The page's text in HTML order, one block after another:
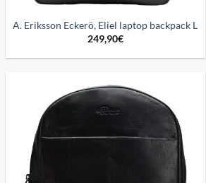
A. Eriksson Eckerö, Eliel laptop backpack L
249,90€
Add to
wishlist